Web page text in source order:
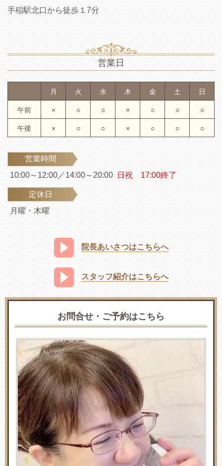
手稲駅北口から徒歩１7分
営業日
月 火 水 木 金 土 日
午前 × ○ ○ × ○ ○ ○
午後 × ○ ○ × ○ ○ ○
営業時間
10:00～12:00／14:00～20:00
日祝 17:00終了
定休日
月曜・木曜
院長あいさつはこちらへ
スタッフ紹介はこちらへ
お問合せ・ご予約はこちら